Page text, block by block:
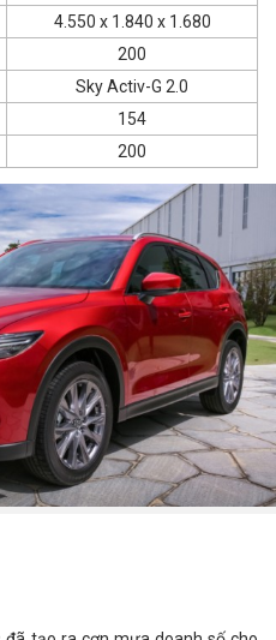
4.550 x 1.840 x 1.680
200
Sky Activ-G 2.0
154
200